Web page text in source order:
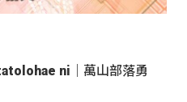
ni｜萬山部落勇